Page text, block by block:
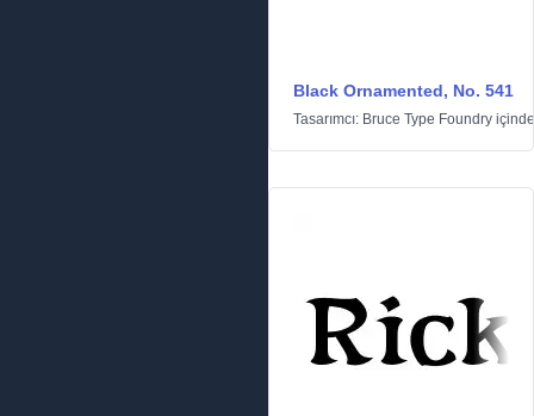
Black Ornamented, No. 541
Tasarımcı: Bruce Type Foundry